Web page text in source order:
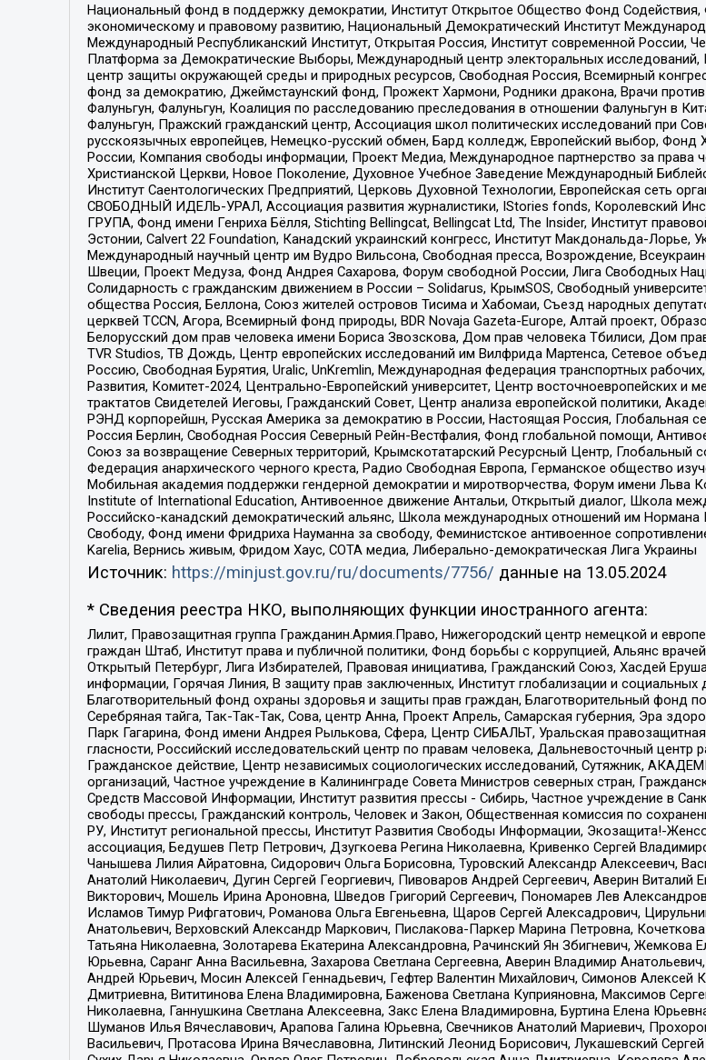
Национальный фонд в поддержку демократии, Институт Открытое Общество Фонд
экономическому и правовому развитию, Национальный Демократический Институт
Международный Республиканский Институт, Открытая Россия, Институт современной России,
Платформа за Демократические Выборы, Международный центр электоральных
центр защиты окружающей среды и природных ресурсов, Свободная Россия, Всемирный
фонд за демократию, Джеймстаунский фонд, Прожект Хармони, Родники дракона, Врачи
Фалуньгун, Фалуньгун, Коалиция по расследованию преследования в отношении Фалуньгун в
Фалуньгун, Пражский гражданский центр, Ассоциация школ политических исследований при
русскоязычных европейцев, Немецко-русский обмен, Бард колледж, Европейский выбор,
России, Компания свободы информации, Проект Медиа, Международное партнерство за права
Христианской Церкви, Новое Поколение, Духовное Учебное Заведение Международный
Институт Саентологических Предприятий, Церковь Духовной Технологии, Европейская сеть
СВОБОДНЫЙ ИДЕЛЬ-УРАЛ, Ассоциация развития журналистики, IStories fonds, Королевский
ГРУПА, Фонд имени Генриха Бёлля, Stichting Bellingcat, Bellingcat Ltd, The Insider, Институт
Эстонии, Calvert 22 Foundation, Канадский украинский конгресс, Институт Макдональда-
Международный научный центр им Вудро Вильсона, Свободная пресса, Возрождение,
Швеции, Проект Медуза, Фонд Андрея Сахарова, Форум свободной России, Лига Свободных
Солидарность с гражданским движением в России – Solidarus, КрымSOS, Свободный
общества Россия, Беллона, Союз жителей островов Тисима и Хабомаи, Съезд народных
церквей TCCN, Агора, Всемирный фонд природы, BDR Novaja Gazeta-Europe, Алтай проект,
Белорусский дом прав человека имени Бориса Звозскова, Дом прав человека Тбилиси, Дом
TVR Studios, ТВ Дождь, Центр европейских исследований им Вилфрида Мартенса, Сетевое
Россию, Свободная Бурятия, Uralic, UnKremlin, Международная федерация транспортных
Развития, Комитет-2024, Центрально-Европейский университет, Центр восточноевропейских
трактатов Свидетелей Иеговы, Гражданский Совет, Центр анализа европейской политики,
РЭНД корпорейшн, Русская Америка за демократию в России, Настоящая Россия, Глобальная
Россия Берлин, Свободная Россия Северный Рейн-Вестфалия, Фонд глобальной помощи,
Союз за возвращение Северных территорий, Крымскотатарский Ресурсный Центр, Глобальный
Федерация анархического черного креста, Радио Свободная Европа, Германское общество
Мобильная академия поддержки гендерной демократии и миротворчества, Форум имени Льва
Institute of International Education, Антивоенное движение Антальи, Открытый диалог, Школа
Российско-канадский демократический альянс, Школа международных отношений им
Свободу, Фонд имени Фридриха Науманна за свободу, Феминистское антивоенное
Karelia, Вернись живым, Фридом Хаус, СОТА медиа, Либерально-демократическая Лига Украины
Источник: https://minjust.gov.ru/ru/documents/7756/ данные на 13.05.2024
* Сведения реестра НКО, выполняющих функции иностранного агента:
Лилит, Правозащитная группа Гражданин.Армия.Право, Нижегородский центр немецкой и
граждан Штаб, Институт права и публичной политики, Фонд борьбы с коррупцией, Альянс
Открытый Петербург, Лига Избирателей, Правовая инициатива, Гражданский Союз, Хасдей
информации, Горячая Линия, В защиту прав заключенных, Институт глобализации и
Благотворительный фонд охраны здоровья и защиты прав граждан, Благотворительный фонд
Серебряная тайга, Так-Так-Так, Сова, центр Анна, Проект Апрель, Самарская губерния, Эра
Парк Гагарина, Фонд имени Андрея Рылькова, Сфера, Центр СИБАЛЬТ, Уральская
гласности, Российский исследовательский центр по правам человека, Дальневосточный центр
Гражданское действие, Центр независимых социологических исследований, Сутяжник,
организаций, Частное учреждение в Калининграде Совета Министров северных стран,
Средств Массовой Информации, Институт развития прессы - Сибирь, Частное учреждение в
свободы прессы, Гражданский контроль, Человек и Закон, Общественная комиссия по
РУ, Институт региональной прессы, Институт Развития Свободы Информации, Экозащита!-
ассоциация, Бедушев Петр Петрович, Дзугкоева Регина Николаевна, Кривенко Сергей
Чанышева Лилия Айратовна, Сидорович Ольга Борисовна, Туровский Александр Алексеевич,
Анатолий Николаевич, Дугин Сергей Георгиевич, Пивоваров Андрей Сергеевич, Аверин
Викторович, Мошель Ирина Ароновна, Шведов Григорий Сергеевич, Пономарев Лев
Исламов Тимур Рифгатович, Романова Ольга Евгеньевна, Щаров Сергей Алексадрович,
Анатольевич, Верховский Александр Маркович, Пислакова-Паркер Марина Петровна,
Татьяна Николаевна, Золотарева Екатерина Александровна, Рачинский Ян Збигневич,
Юрьевна, Саранг Анна Васильевна, Захарова Светлана Сергеевна, Аверин Владимир
Андрей Юрьевич, Мосин Алексей Геннадьевич, Гефтер Валентин Михайлович, Симонов Алексей
Дмитриевна, Вититинова Елена Владимировна, Баженова Светлана Куприяновна, Максимов
Николаевна, Ганнушкина Светлана Алексеевна, Закс Елена Владимировна, Буртина Елена
Шуманов Илья Вячеславович, Арапова Галина Юрьевна, Свечников Анатолий Мариевич,
Васильевич, Протасова Ирина Вячеславовна, Литинский Леонид Борисович, Лукашевский